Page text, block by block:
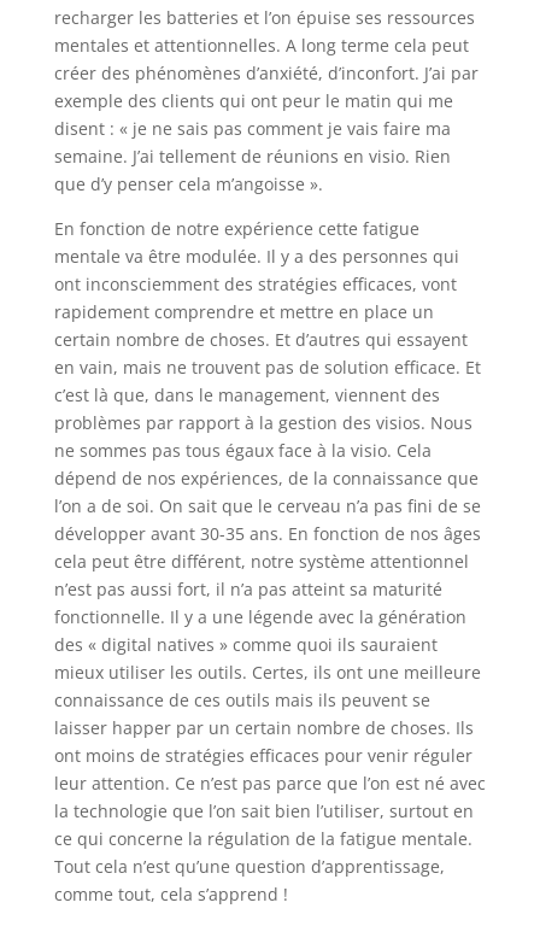
recharger les batteries et l’on épuise ses ressources
mentales et attentionnelles. A long terme cela peut
créer des phénomènes d’anxiété, d’inconfort. J’ai par
exemple des clients qui ont peur le matin qui me
disent : « je ne sais pas comment je vais faire ma
semaine. J’ai tellement de réunions en visio. Rien
que d’y penser cela m’angoisse ».
En fonction de notre expérience cette fatigue
mentale va être modulée. Il y a des personnes qui
ont inconsciemment des stratégies efficaces, vont
rapidement comprendre et mettre en place un
certain nombre de choses. Et d’autres qui essayent
en vain, mais ne trouvent pas de solution efficace. Et
c’est là que, dans le management, viennent des
problèmes par rapport à la gestion des visios. Nous
ne sommes pas tous égaux face à la visio. Cela
dépend de nos expériences, de la connaissance que
l’on a de soi. On sait que le cerveau n’a pas fini de se
développer avant 30-35 ans. En fonction de nos âges
cela peut être différent, notre système attentionnel
n’est pas aussi fort, il n’a pas atteint sa maturité
fonctionnelle. Il y a une légende avec la génération
des « digital natives » comme quoi ils sauraient
mieux utiliser les outils. Certes, ils ont une meilleure
connaissance de ces outils mais ils peuvent se
laisser happer par un certain nombre de choses. Ils
ont moins de stratégies efficaces pour venir réguler
leur attention. Ce n’est pas parce que l’on est né avec
la technologie que l’on sait bien l’utiliser, surtout en
ce qui concerne la régulation de la fatigue mentale.
Tout cela n’est qu’une question d’apprentissage,
comme tout, cela s’apprend !